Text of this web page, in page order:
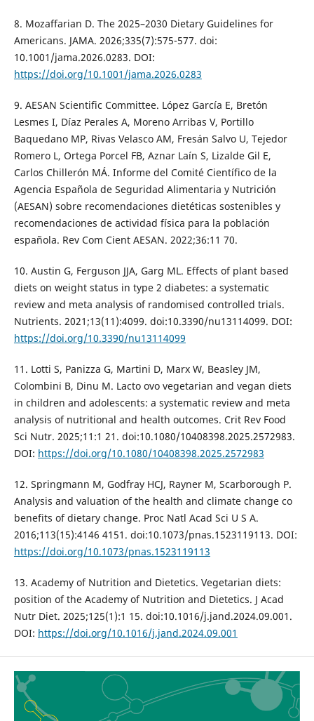
8. Mozaffarian D. The 2025–2030 Dietary Guidelines for
Americans. JAMA. 2026;335(7):575-577. doi:
10.1001/jama.2026.0283. DOI:
https://doi.org/10.1001/jama.2026.0283
9. AESAN Scientific Committee. López García E, Bretón
Lesmes I, Díaz Perales A, Moreno Arribas V, Portillo
Baquedano MP, Rivas Velasco AM, Fresán Salvo U, Tejedor
Romero L, Ortega Porcel FB, Aznar Laín S, Lizalde Gil E,
Carlos Chillerón MÁ. Informe del Comité Científico de la
Agencia Española de Seguridad Alimentaria y Nutrición
(AESAN) sobre recomendaciones dietéticas sostenibles y
recomendaciones de actividad física para la población
española. Rev Com Cient AESAN. 2022;36:11 70.
10. Austin G, Ferguson JJA, Garg ML. Effects of plant based
diets on weight status in type 2 diabetes: a systematic
review and meta analysis of randomised controlled trials.
Nutrients. 2021;13(11):4099. doi:10.3390/nu13114099. DOI:
https://doi.org/10.3390/nu13114099
11. Lotti S, Panizza G, Martini D, Marx W, Beasley JM,
Colombini B, Dinu M. Lacto ovo vegetarian and vegan diets
in children and adolescents: a systematic review and meta
analysis of nutritional and health outcomes. Crit Rev Food
Sci Nutr. 2025;11:1 21. doi:10.1080/10408398.2025.2572983.
DOI: https://doi.org/10.1080/10408398.2025.2572983
12. Springmann M, Godfray HCJ, Rayner M, Scarborough P.
Analysis and valuation of the health and climate change co
benefits of dietary change. Proc Natl Acad Sci U S A.
2016;113(15):4146 4151. doi:10.1073/pnas.1523119113. DOI:
https://doi.org/10.1073/pnas.1523119113
13. Academy of Nutrition and Dietetics. Vegetarian diets:
position of the Academy of Nutrition and Dietetics. J Acad
Nutr Diet. 2025;125(1):1 15. doi:10.1016/j.jand.2024.09.001.
DOI: https://doi.org/10.1016/j.jand.2024.09.001